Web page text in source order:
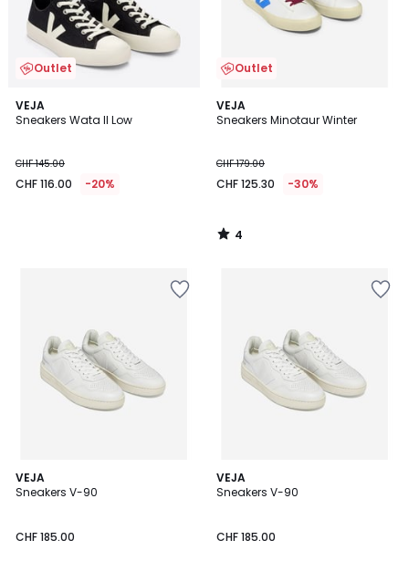
Outlet
VEJA
Sneakers Wata II Low
CHF 145.00
CHF 116.00 -20%
Outlet
VEJA
Sneakers Minotaur Winter
CHF 179.00
CHF 125.30 -30%
4
/
4
/
VEJA
Sneakers V-90
CHF 185.00
VEJA
Sneakers V-90
CHF 185.00